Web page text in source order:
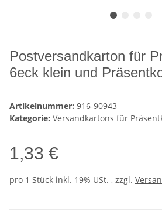
Postversandkarton für
6eck klein und
Artikelnummer: 916-90943
Kategorie: Versandkartons für
1,33 €
pro 1 Stück inkl. 19% USt. , zzgl.